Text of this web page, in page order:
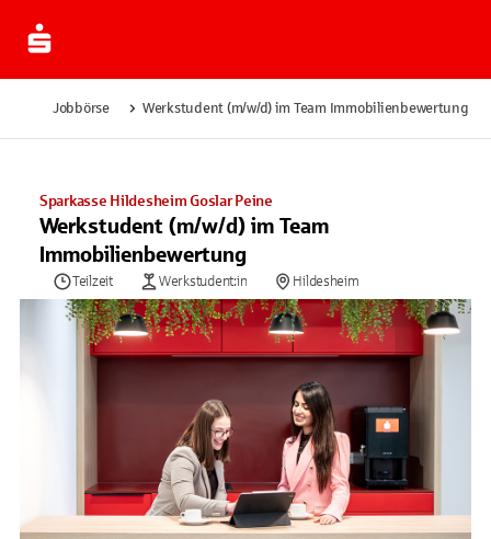
Jobbörse Werkstudent (m/w/d) im Team Immobilienbewertung
Sparkasse Hildesheim Goslar Peine
Werkstudent (m/w/d) im Team
Immobilienbewertung
Teilzeit Werkstudent:in Hildesheim